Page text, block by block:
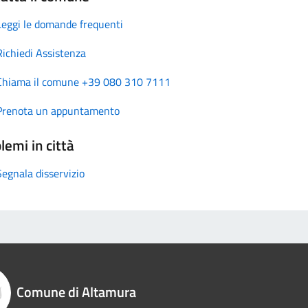
le domande frequenti
Assistenza
il comune +39 080 310 7111
un appuntamento
in città
disservizio
Comune di Altamura